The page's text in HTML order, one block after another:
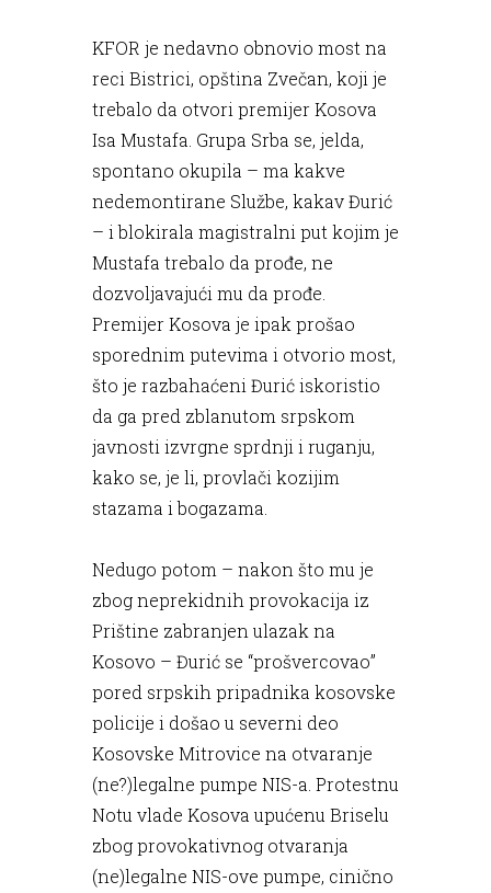
KFOR je nedavno obnovio most na
reci Bistrici, opština Zvečan, koji je
trebalo da otvori premijer Kosova
Isa Mustafa. Grupa Srba se, jelda,
spontano okupila – ma kakve
nedemontirane Službe, kakav Đurić
– i blokirala magistralni put kojim je
Mustafa trebalo da prođe, ne
dozvoljavajući mu da prođe.
Premijer Kosova je ipak prošao
sporednim putevima i otvorio most,
što je razbahaćeni Đurić iskoristio
da ga pred zblanutom srpskom
javnosti izvrgne sprdnji i ruganju,
kako se, je li, provlači kozijim
stazama i bogazama.
Nedugo potom – nakon što mu je
zbog neprekidnih provokacija iz
Prištine zabranjen ulazak na
Kosovo – Đurić se “prošvercovao”
pored srpskih pripadnika kosovske
policije i došao u severni deo
Kosovske Mitrovice na otvaranje
(ne?)legalne pumpe NIS-a. Protestnu
Notu vlade Kosova upućenu Briselu
zbog provokativnog otvaranja
(ne)legalne NIS-ove pumpe, cinično